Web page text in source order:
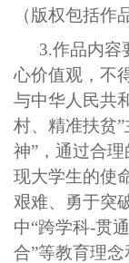
（版权包括作
3.作品内容
心价值观，不
与中华人民共
村、精准扶贫
神”，通过合
现大学生的使
艰难、勇于突
中“跨学科-贯
合”等教育理